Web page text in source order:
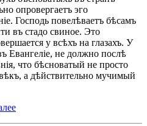
опровергаетъ эго
Господь повелѣваетъ бѣсамъ
въ стадо свиное. Это
у всѣхъ на глазахъ. У
Евангеліе, не должно послѣ
что бѣсноватый не просто
а дѣйствительно мучимый